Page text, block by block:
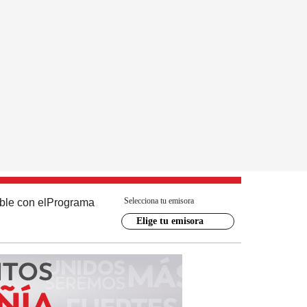
con el Programa Selecciona tu emisora
Elige tu emisora